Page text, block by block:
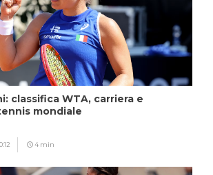
classifica WTA, carriera e
mondiale
4 min